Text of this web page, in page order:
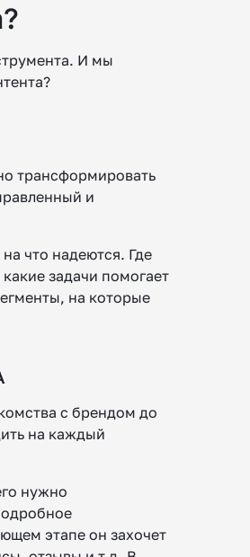
И мы
трансформировать
и
что надеются. Где
задачи помогает
на которые
с брендом до
на каждый
нужно
этапе он захочет